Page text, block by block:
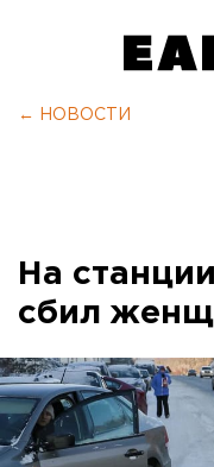
← НОВОСТИ
На
сбил